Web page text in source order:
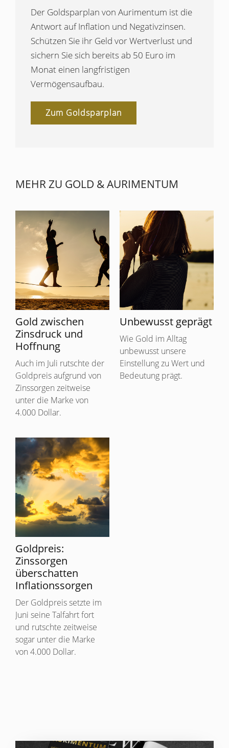
Der Goldsparplan von Aurimentum ist die
Antwort auf Inflation und Negativzinsen.
Schützen Sie ihr Geld vor Wertverlust und
sichern Sie sich bereits ab 50 Euro im
Monat einen langfristigen
Vermögensaufbau.
Zum Goldsparplan
MEHR ZU GOLD & AURIMENTUM
Gold zwischen
Zinsdruck und
Hoffnung
Auch im Juli rutschte der
Goldpreis aufgrund von
Zinssorgen zeitweise
unter die Marke von
4.000 Dollar.
Unbewusst geprägt
Wie Gold im Alltag
unbewusst unsere
Einstellung zu Wert und
Bedeutung prägt.
Goldpreis:
Zinssorgen
überschatten
Inflationssorgen
Der Goldpreis setzte im
Juni seine Talfahrt fort
und rutschte zeitweise
sogar unter die Marke
von 4.000 Dollar.